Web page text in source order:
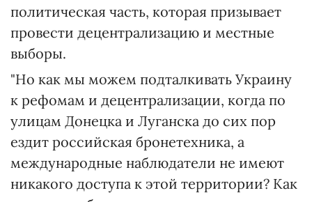
политическая часть, которая призывает
провести децентрализацию и местные
выборы.
"Но как мы можем подталкивать Украину
к рефомам и децентрализации, когда по
улицам Донецка и Луганска до сих пор
ездит российская бронетехника, а
международные наблюдатели не имеют
никакого доступа к этой территории? Как